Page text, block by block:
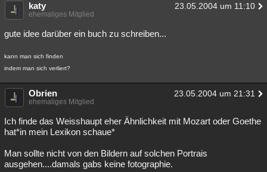
katy 23.05.2004 um 11:10
ehemaliges Mitglied
gute idee darüber ein buch zu schreiben...
kann man sich finden
indem man sich verliert?
Obrien 23.05.2004 um 21:31
ehemaliges Mitglied
Ich finde das Weisshaupt eher Ähnlichkeit mit Mozart oder Goethe
hat*in mein Lexikon schaue*
Man sollte nicht von den Bildern auf solchen Portrais
ausgehen....damals gabs keine fotographie.